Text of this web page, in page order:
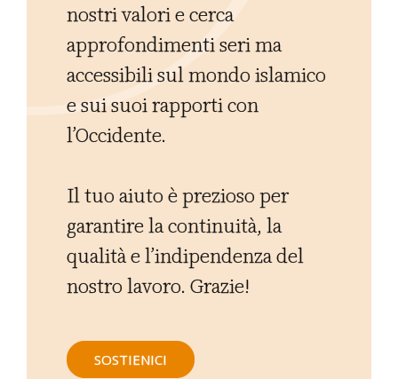
nostri valori e cerca
approfondimenti seri ma
accessibili sul mondo islamico
e sui suoi rapporti con
l’Occidente.
Il tuo aiuto è prezioso per
garantire la continuità, la
qualità e l’indipendenza del
nostro lavoro. Grazie!
SOSTIENICI